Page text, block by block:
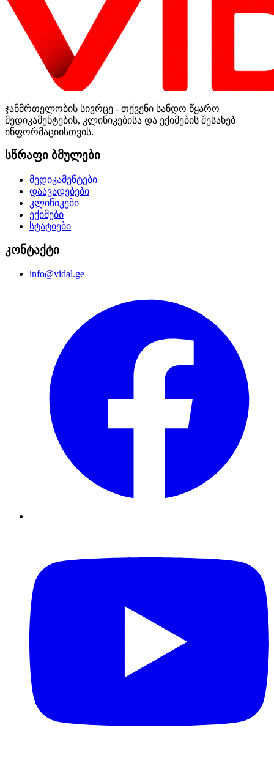
ჯანმრთელობის სივრცე - თქვენი სანდო წყარო
მედიკამენტების, კლინიკებისა და ექიმების შესახებ
ინფორმაციისთვის.
სწრაფი ბმულები
მედიკამენტები
დაავადებები
კლინიკები
ექიმები
სტატიები
კონტაქტი
info@vidal.ge